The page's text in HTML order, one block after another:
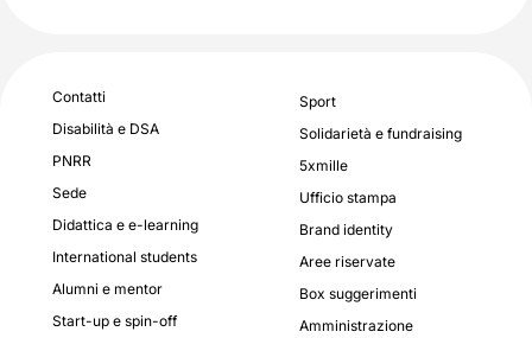
Contatti
Disabilità e DSA
PNRR
Sede
Didattica e e-learning
International students
Alumni e mentor
Start-up e spin-off
Sport
Solidarietà e fundraising
5xmille
Ufficio stampa
Brand identity
Aree riservate
Box suggerimenti
Amministrazione